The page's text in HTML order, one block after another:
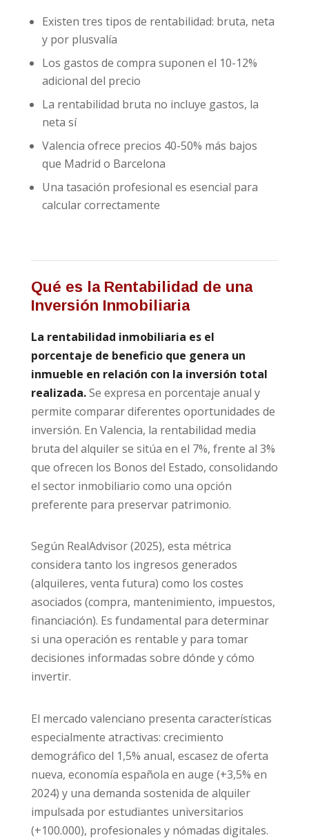
Existen tres tipos de rentabilidad: bruta, neta
y por plusvalía
Los gastos de compra suponen el 10-12%
adicional del precio
La rentabilidad bruta no incluye gastos, la
neta sí
Valencia ofrece precios 40-50% más bajos
que Madrid o Barcelona
Una tasación profesional es esencial para
calcular correctamente
Qué es la Rentabilidad de una
Inversión Inmobiliaria
La rentabilidad inmobiliaria es el
porcentaje de beneficio que genera un
inmueble en relación con la inversión total
realizada.Se expresa en porcentaje anual y
permite comparar diferentes oportunidades de
inversión. En Valencia, la rentabilidad media
bruta del alquiler se sitúa en el 7%, frente al 3%
que ofrecen los Bonos del Estado, consolidando
el sector inmobiliario como una opción
preferente para preservar patrimonio.
Según RealAdvisor (2025), esta métrica
considera tanto los ingresos generados
(alquileres, venta futura) como los costes
asociados (compra, mantenimiento, impuestos,
financiación). Es fundamental para determinar
si una operación es rentable y para tomar
decisiones informadas sobre dónde y cómo
invertir.
El mercado valenciano presenta características
especialmente atractivas: crecimiento
demográfico del 1,5% anual, escasez de oferta
nueva, economía española en auge (+3,5% en
2024) y una demanda sostenida de alquiler
impulsada por estudiantes universitarios
(+100.000), profesionales y nómadas digitales.